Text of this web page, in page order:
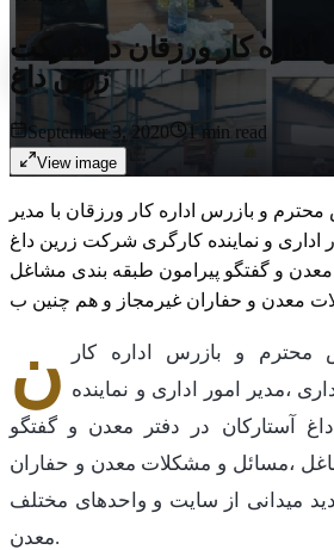
اداره کار ورزقان در شرکت
زرین داغ
September 3, 2020 1 min read
View image
و بازرس اداره کار ورزقان با مدیر
اداری و نماینده کارگری شرکت زرین داغ
معدن و گفتگو پیرامون طبقه بندی مشاغل
ن
و بازرس اداره کار
،مدیر امور اداری و نماینده
آستارکان در دفتر معدن و گفتگو
،مسائل و مشکلات معدن و حفاران
میدانی از سایت و واحدهای مختلف
معدن.